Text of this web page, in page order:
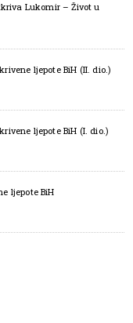
Lukomir – Život u
ljepote BiH (II. dio.)
ljepote BiH (I. dio.)
ljepote BiH